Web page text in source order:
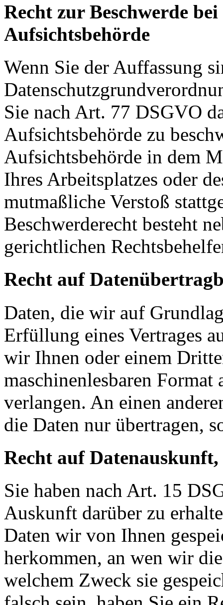
Recht zur Beschwerde
Aufsichtsbehörde
Wenn Sie der Auffassung
Sie nach Art. 77 DSGVO
Aufsichtsbehörde zu
Aufsichtsbehörde in dem
Ihres Arbeitsplatzes oder
mutmaßliche Verstoß
Beschwerderecht besteht
gerichtlichen
Recht auf
Daten, die wir auf
Erfüllung eines Vertrages
wir Ihnen oder einem
maschinenlesbaren Format
verlangen. An einen
die Daten nur übertragen,
Recht auf
Sie haben nach Art. 15
Auskunft darüber zu
Daten wir von Ihnen
herkommen, an wen wir
welchem Zweck sie